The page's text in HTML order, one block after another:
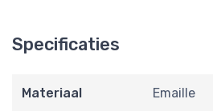
Specificaties
Materiaal Emaille